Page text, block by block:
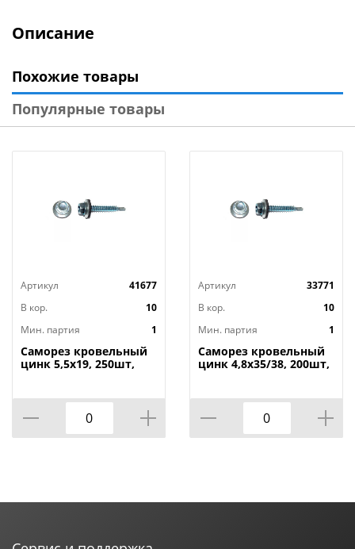
Описание
Похожие товары
Популярные товары
Артикул
41677
В кор.
10
Мин. партия
1
Саморез кровельный
цинк 5,5х19, 250шт,
Артикул
33771
В кор.
10
Мин. партия
1
Саморез кровельный
цинк 4,8х35/38, 200шт,